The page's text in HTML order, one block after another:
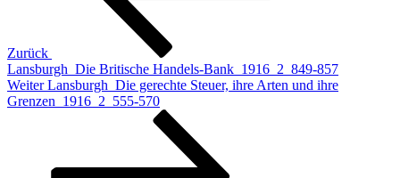
Zurück
Lansburgh_Die Britische Handels-Bank_1916_2_849-857
Nächster
Beitrag
Weiter Lansburgh_Die gerechte Steuer, ihre Arten und ihre
Grenzen_1916_2_555-570